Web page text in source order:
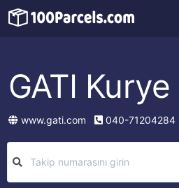
GATI Kurye
www.gati.com 040-71204284